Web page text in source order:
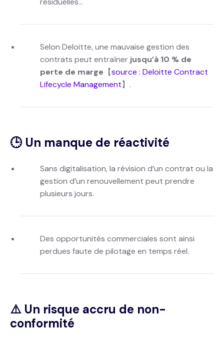
Selon Deloitte, une mauvaise gestion des
contrats peut entraîner jusqu’à 10 % de
perte de marge 【source : Deloitte Contract
Lifecycle Management】.
🕒 Un manque de réactivité
Sans digitalisation, la révision d’un contrat ou la
gestion d’un renouvellement peut prendre
plusieurs jours.
Des opportunités commerciales sont ainsi
perdues faute de pilotage en temps réel.
⚠️ Un risque accru de non-
conformité